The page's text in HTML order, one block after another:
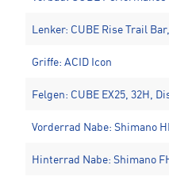
Lenker: CUBE Rise Trail
Griffe: ACID Icon
Felgen: CUBE EX25, 32H,
Vorderrad Nabe: Shimano
Hinterrad Nabe: Shimano